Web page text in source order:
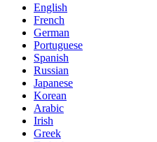
English
French
German
Portuguese
Spanish
Russian
Japanese
Korean
Arabic
Irish
Greek